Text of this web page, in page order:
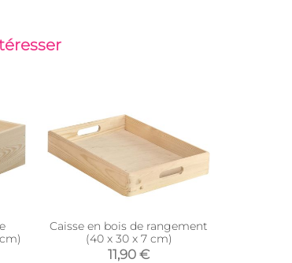
Caisse en bois de rangement
(40 x 30 x 7 cm)
11,90 €